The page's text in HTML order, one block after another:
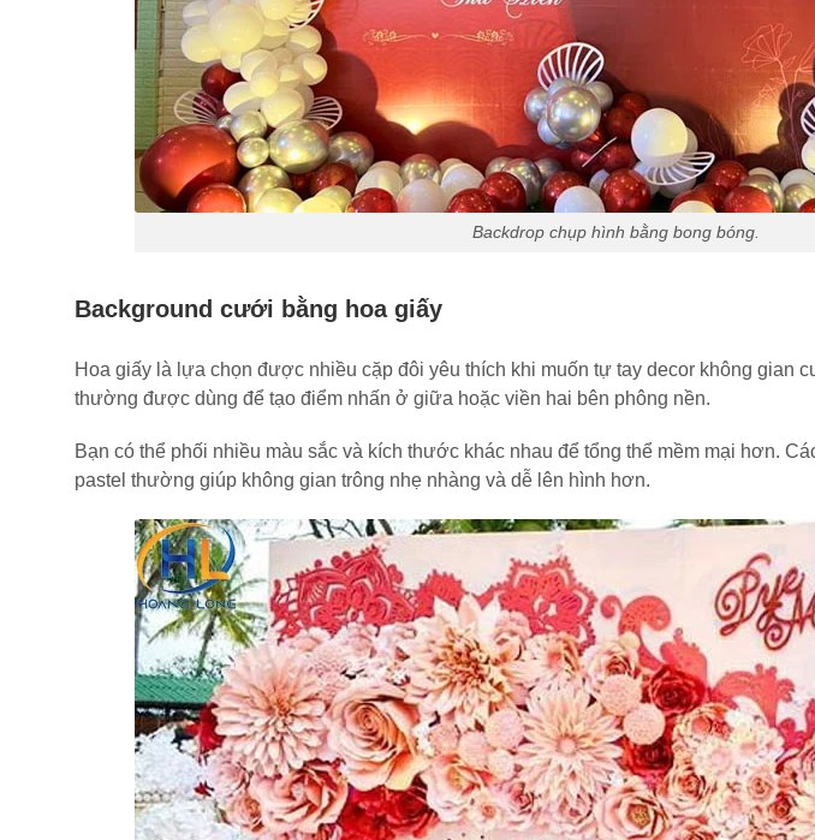
Backdrop chụp hình bằng bong bóng.
Background cưới bằng hoa giấy
Hoa giấy là lựa chọn được nhiều cặp đôi yêu thích khi muốn tự tay decor không gian
thường được dùng để tạo điểm nhấn ở giữa hoặc viền hai bên phông nền.
Bạn có thể phối nhiều màu sắc và kích thước khác nhau để tổng thể mềm mại hơn.
pastel thường giúp không gian trông nhẹ nhàng và dễ lên hình hơn.